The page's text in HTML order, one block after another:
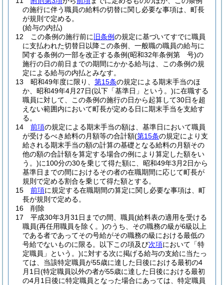
の施行に伴う職員の給料の切替に関し必要な事項は、町長
が規則で定める。
(給与の内払)
12
この条例の施行前に 旧条例の規定に基づいてすでに職員
に支払われた切替日以降この条例、一般職の職員の給与に
関する条例の一部を改正する条例(昭和32年条例第 号)の
施行の日の前日までの期間にかかる給与は、この条例の規
定による給与の内払とみなす。
13
昭和49年度に限り、 第15条の規定による期末手当のほ
か、昭和49年4月27日(以下「基準日」という。)に在職する
職員に対して、この条例の施行の日から起算して30日を超
えない範囲内において町長が定める日に期末手当を支給す
る。
14
前項の規定による期末手当の額は、基準日において職員
が受けるべき給料の月額等の合計額(第15条の規定により支
給される期末手当の額の計算の基礎となる給料の月額その
他の額の合計額を算定する場合の例により算定した額をい
う。)に100分の30を乗じて得た額に、昭和49年3月2日から
基準日までの間におけるその者の在職期間に応じて町長が
規則で定める割合を乗じて得た額とする。
15
前項に規定する在職期間の算定に関し必要な事項は、町
長が規則で定める。
16
削除
17
平成30年3月31日までの間、職員(給料表の適用を受ける
職員(再任用職員を除く。)のうち、その職務の級が6級以上
である者であってその号給がその職務の級における最低の
号給でないものに限る。以下この項及び次項において「特
定職員」という。)に対する次に掲げる給与の支給に当たっ
ては、当該特定職員が55歳に達した日後における最初の4
月1日(特定職員以外の者が55歳に達した日後における最初
の4月1日後に特定職員となった場合にあっては、特定職員